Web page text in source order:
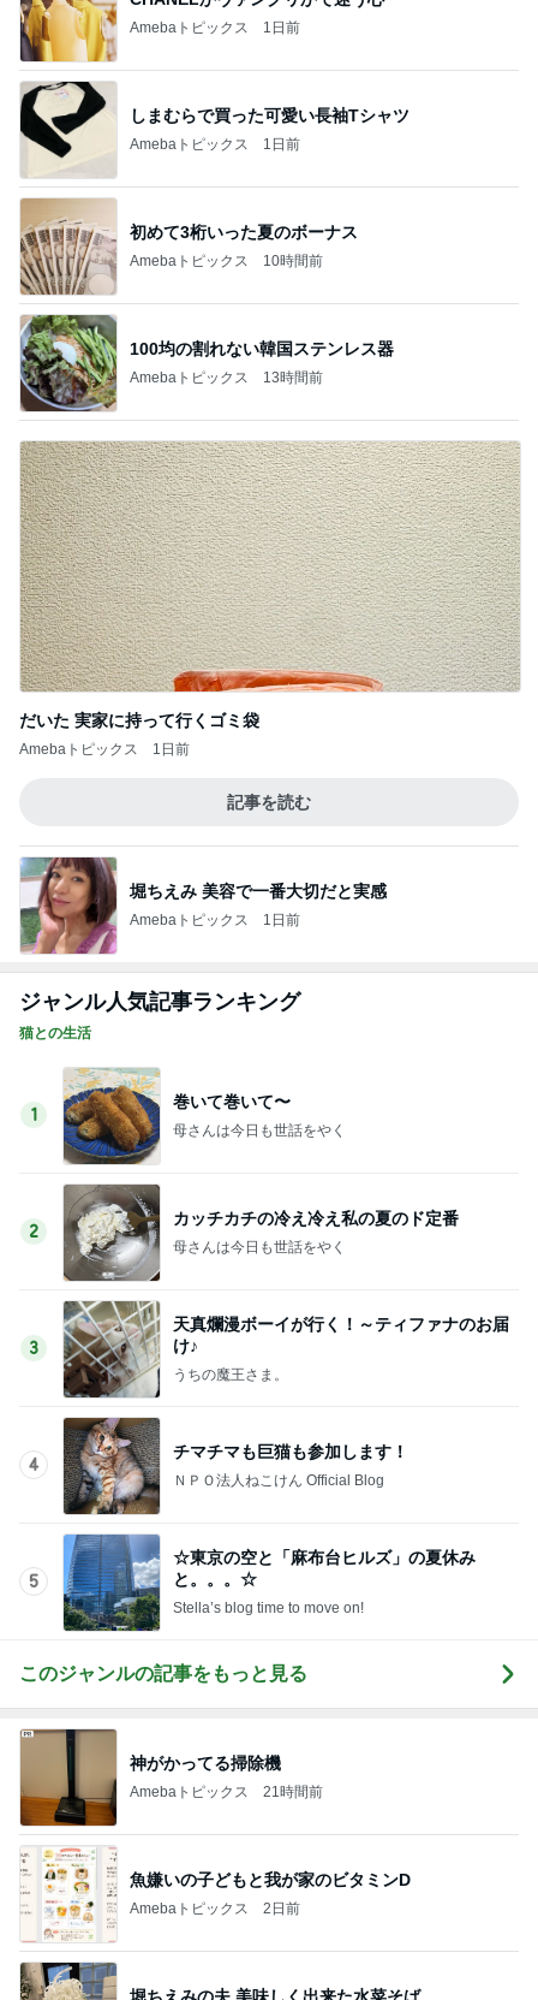
Amebaトピックス 1日前
しまむらで買った可愛い長袖Tシャツ
Amebaトピックス 1日前
初めて3桁いった夏のボーナス
Amebaトピックス 10時間前
100均の割れない韓国ステンレス器
Amebaトピックス 13時間前
だいた 実家に持って行くゴミ袋
Amebaトピックス 1日前
記事を読む
堀ちえみ 美容で一番大切だと実感
Amebaトピックス 1日前
ジャンル人気記事ランキング
猫との生活
1
巻いて巻いて〜
母さんは今日も世話をやく
2
カッチカチの冷え冷え私の夏のド定番
母さんは今日も世話をやく
3
天真爛漫ボーイが行く！～ティファナのお届
け♪
うちの魔王さま。
4
チマチマも巨猫も参加します！
ＮＰＯ法人ねこけん Official Blog
5
☆東京の空と「麻布台ヒルズ」の夏休み
と。。。☆
Stella’s blog time to move on!
このジャンルの記事をもっと見る
神がかってる掃除機
Amebaトピックス 21時間前
魚嫌いの子どもと我が家のビタミンD
Amebaトピックス 2日前
堀ちえみの夫 美味しく出来た水菜そば